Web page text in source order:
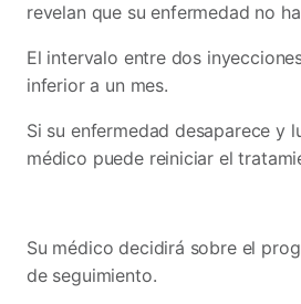
revelan que su enfermedad no
El intervalo entre dos
inferior a un mes.
Si su enfermedad desaparece y
médico puede reiniciar el
Su médico decidirá sobre el
de seguimiento.